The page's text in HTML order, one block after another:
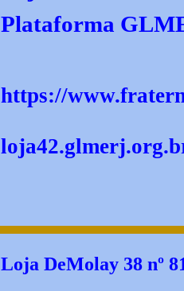
Plataforma
https://
Loja DeMolay 38 nº